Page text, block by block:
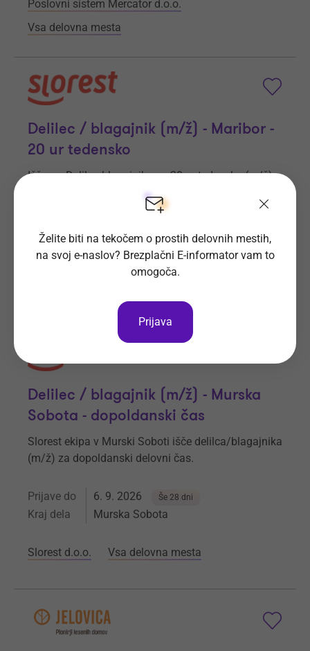
Poslovni sistem Mercator d.o.o.
Vsa delovna mesta
Delilec / blagajnik (m/ž) - Maribor -
20 ur tedensko
Iščemo Delilca blagajnika za 20 ur tedensko (m/ž)
– Postani del naše Slorest ekipe v Mariboru!
Prijave do 6. 9. 2026
Kraj dela Maribor
Delilec / blagajnik (m/ž) - Murska
Sobota - dopoldanski čas
Slorest ekipa v Murski Soboti išče delilca/blagajnika
(m/ž) za dopoldanski delovni čas.
Prijave do 6. 9. 2026 Še 28 dni
Kraj dela Murska Sobota
Slorest d.o.o. Vsa delovna mesta
Želite biti na tekočem o prostih delovnih mestih,
na svoj e-naslov? Brezplačni E-informator vam to
omogoča.
Prijava